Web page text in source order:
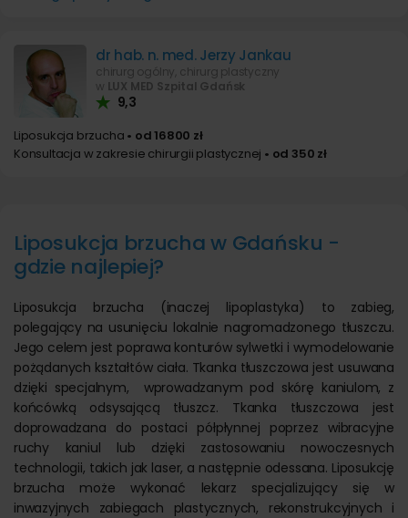
dr hab. n. med. Jerzy Jankau
chirurg ogólny, chirurg plastyczny
w LUX MED Szpital Gdańsk
9,3
Liposukcja brzucha • od 16800 zł
Konsultacja w zakresie chirurgii plastycznej • od 350 zł
Liposukcja brzucha w Gdańsku -
gdzie najlepiej?
Liposukcja brzucha (inaczej lipoplastyka) to zabieg,
polegający na usunięciu lokalnie nagromadzonego tłuszczu.
Jego celem jest poprawa konturów sylwetki i wymodelowanie
pożądanych kształtów ciała. Tkanka tłuszczowa jest usuwana
dzięki specjalnym, wprowadzanym pod skórę kaniulom, z
końcówką odsysającą tłuszcz. Tkanka tłuszczowa jest
doprowadzana do postaci półpłynnej poprzez wibracyjne
ruchy kaniul lub dzięki zastosowaniu nowoczesnych
technologii, takich jak laser, a następnie odessana. Liposukcję
brzucha może wykonać lekarz specjalizujący się w
inwazyjnych zabiegach plastycznych, rekonstrukcyjnych i